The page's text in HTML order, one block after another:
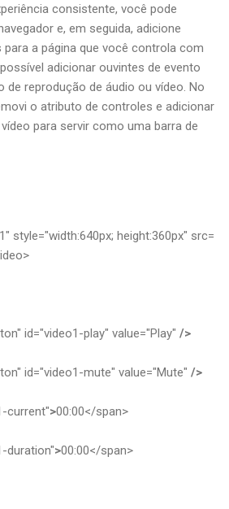
consistente, você pode
e, em seguida, adicione
a página que você controla com
adicionar ouvintes de evento
de reprodução de áudio ou vídeo. No
o atributo de controles e adicionar
para servir como uma barra de
style="width:640px; height:360px" src=
id="video1-play" value="Play" />
id="video1-mute" value="Mute" />
current">00:00</span>
duration">00:00</span>